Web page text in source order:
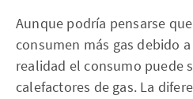
Aunque podría pensarse
consumen más gas debido
realidad el consumo puede
calefactores de gas. La